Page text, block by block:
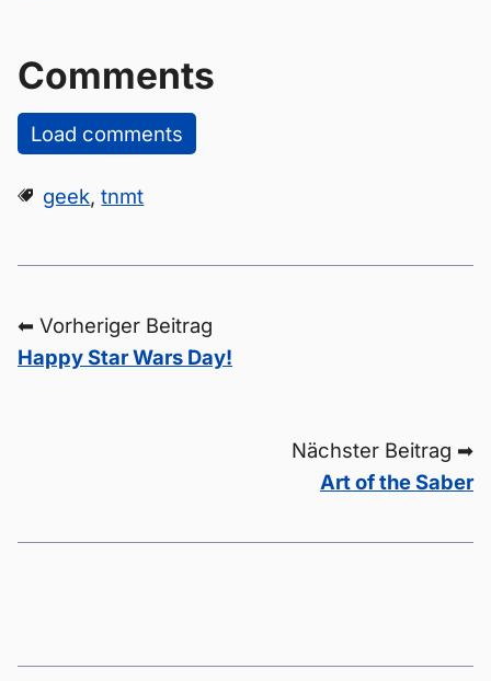
Comments
Load comments
geek,tnmt
⬅ Vorheriger Beitrag
Happy Star Wars Day!
Nächster Beitrag ➡
Art of the Saber